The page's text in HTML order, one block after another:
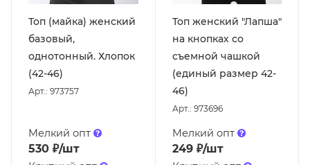
Топ (майка) женский
базовый,
однотонный. Хлопок
(42-46)
Арт.: 973757
Мелкий опт
530 ₽/шт
Топ женский "Лапша"
на кнопках со
съемной чашкой
(единый размер 42-
46)
Арт.: 973696
Мелкий опт
249₽/шт